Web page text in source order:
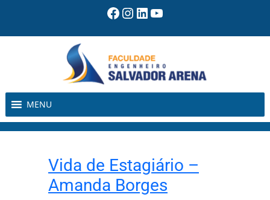
o
Facebook
Instagram
LinkedIn
Youtube
MENU
Vida de Estagiário –
Amanda Borges